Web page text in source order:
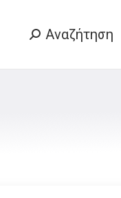
Search:
Αναζήτηση